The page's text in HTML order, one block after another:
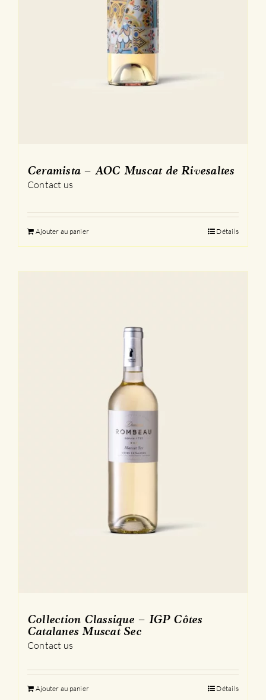
Ceramista – AOC Muscat de Rivesaltes
Contact us
Ajouter au panier Détails
Collection Classique – IGP Côtes
Catalanes Muscat Sec
Contact us
Ajouter au panier Détails